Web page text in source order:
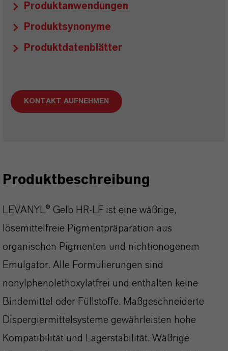
Produktanwendungen
Produktsynonyme
Produktdatenblätter
KONTAKT AUFNEHMEN
Produktbeschreibung
LEVANYL® Gelb HR-LF ist eine wäßrige,
lösemittelfreie Pigmentpräparation aus
organischen Pigmenten und nichtionogenem
Emulgator. Alle Formulierungen sind
nonylphenolethoxylatfrei und enthalten keine
Bindemittel oder Füllstoffe. Maßgeschneiderte
Dispergiermittelsysteme gewährleisten hohe
Kompatibilität und Lagerstabilität. Wäßrige